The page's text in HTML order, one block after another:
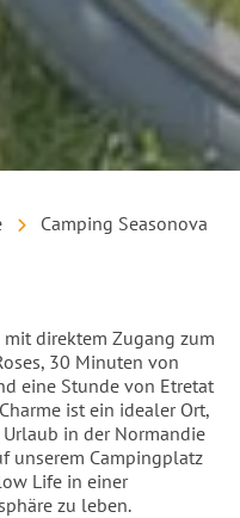
Camping Seasonova
direktem Zugang zum
30 Minuten von
eine Stunde von Etretat
ist ein idealer Ort,
in der Normandie
unserem Campingplatz
Life in einer
zu leben.